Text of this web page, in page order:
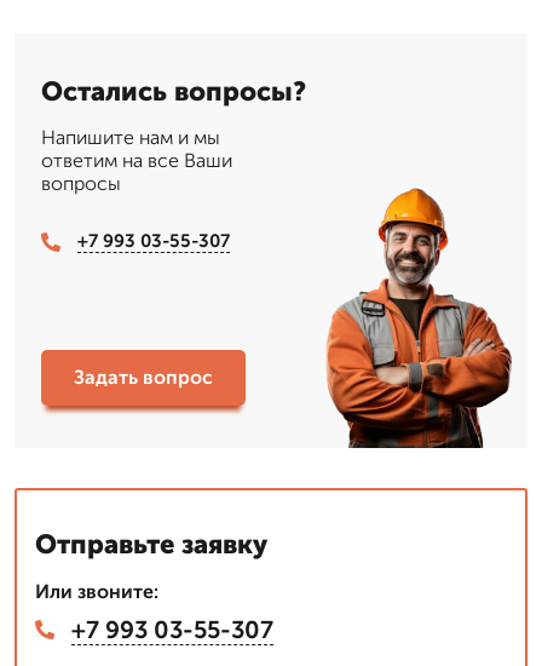
Остались вопросы?
Напишите нам и мы
ответим на все Ваши
вопросы
+7 993 03-55-307
Задать вопрос
Отправьте заявку
Или звоните:
+7 993 03-55-307